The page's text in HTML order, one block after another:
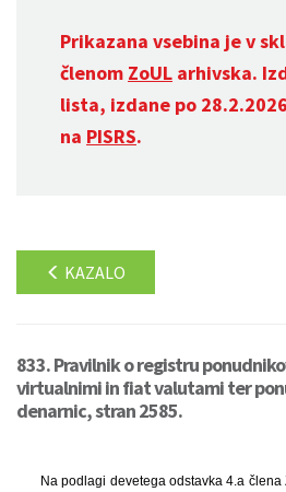
Prikazana vsebina je v
členom ZoUL arhivska.
lista, izdane po
na PISRS.
KAZALO
833. Pravilnik o registru
virtualnimi in fiat valutami ter
denarnic, stran 2585.
Na podlagi devetega odstavka 4.a